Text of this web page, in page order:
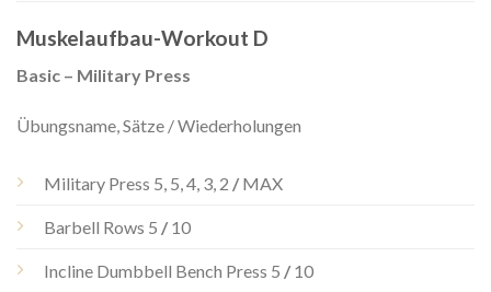
Muskelaufbau-Workout D
Basic – Military Press
Übungsname, Sätze / Wiederholungen
Military Press 5, 5, 4, 3, 2 / MAX
Barbell Rows 5 / 10
Incline Dumbbell Bench Press 5 / 10